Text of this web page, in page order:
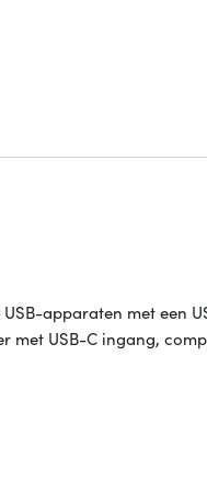
apparaten met een
met USB-C ingang,